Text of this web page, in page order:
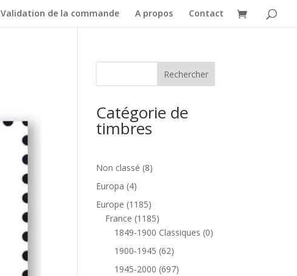
Validation de la commande A propos Contact
Catégorie de
timbres
Non classé 88
Europa 44
produits
Europe 11851185
produits
France 11851185
produits
1849-1900 Classiques 00
1900-1945 6262
produits
1945-2000 697697